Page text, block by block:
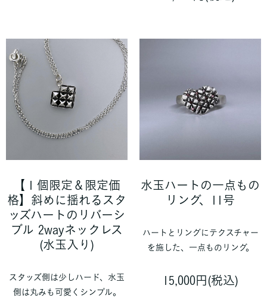
【１個限定＆限定価
格】斜めに揺れるスタ
ッズハートのリバーシ
ブル 2wayネックレス
(水玉入り)
スタッズ側は少しハード、水玉
側は丸みも可愛くシンプル。
水玉ハートの一点もの
リング、11号
ハートとリングにテクスチャー
を施した、一点ものリング。
15,000円(税込)